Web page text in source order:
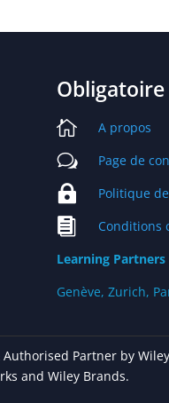
 A propos
w Page de
 Politique

Conditions
Learning Partners
Genève, Zurich,
Partner by
and Wiley Brands.
réglementations.